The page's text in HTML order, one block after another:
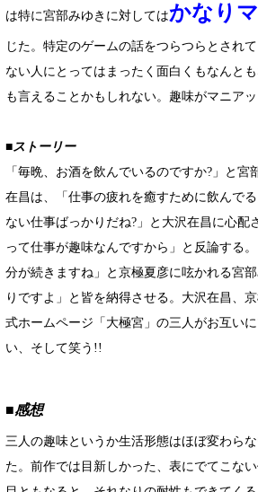
は特に宮部みゆきに対してはかなり
じた。特定のゲームの話をつらつらとされ
ない人にとってはまったく面白くもなんと
も言えることかもしれない。趣味がマニアッ
■ストーリー
「毎晩、お酒を飲んでいるのですか?」と宮
在昌は、「仕事の疲れを癒すために飲んで
ない仕事ばっかりだね?」と大沢在昌に心配
って仕事が趣味なんですから」と反論する
分が続きますね」と京極夏彦に呟かれる宮
りですよ」と皆を納得させる。大沢在昌、
式ホームページ「大極宮」の三人がお互い
い、そして笑う!!
■感想
三人の趣味というか生活形態はほぼ変わら
た。前作では目新しかった、表にでてこな